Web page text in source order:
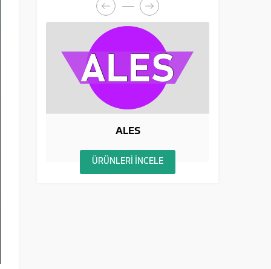
BİLSEM
ÜRÜNLERİ İNCELE